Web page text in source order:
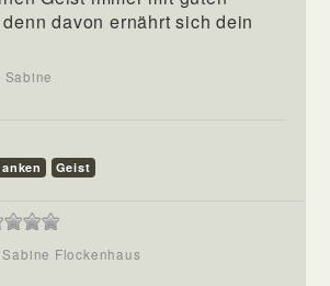
davon ernährt sich dein
Sabine
Geist
Sabine Flockenhaus